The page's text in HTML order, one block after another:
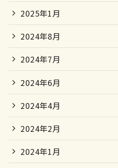
2025年1月
2024年8月
2024年7月
2024年6月
2024年4月
2024年2月
2024年1月